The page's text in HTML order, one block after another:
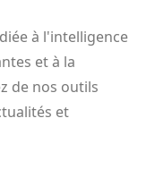
à l'intelligence
et à la
de nos outils
et